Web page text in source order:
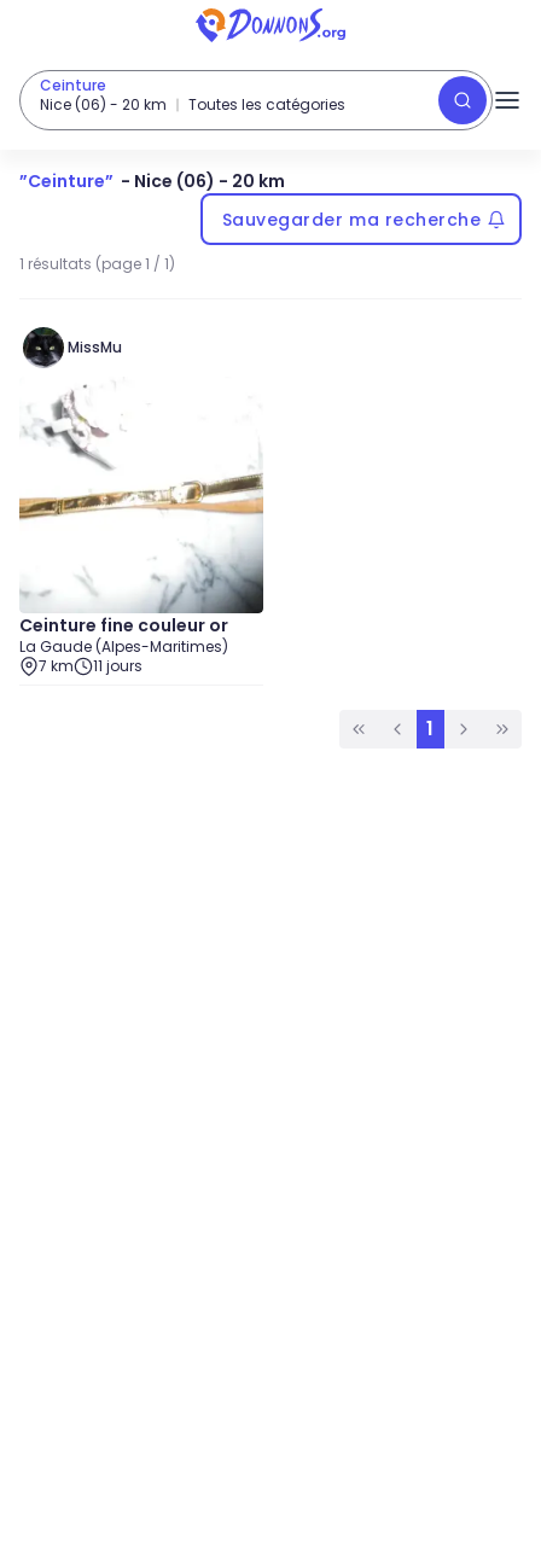
Ceinture
Nice (06) - 20 km Toutes les catégories
”Ceinture” - Nice (06) - 20 km
Sauvegarder ma recherche
1 résultats (page 1 / 1)
MissMu
Ceinture fine couleur or
La Gaude (Alpes-Maritimes)
7 km
11 jours
1